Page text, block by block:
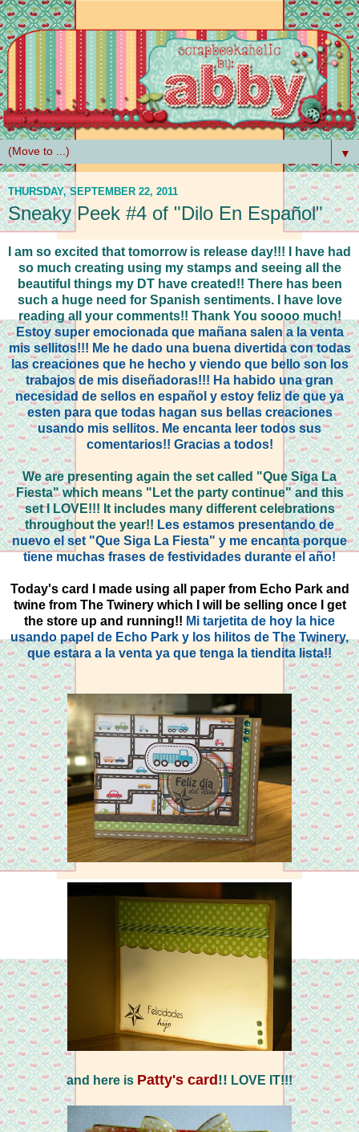
▼
THURSDAY, SEPTEMBER 22, 2011
Sneaky Peek #4 of "Dilo En Español"
I am so excited that tomorrow is release day!!! I have had
so much creating using my stamps and seeing all the
beautiful things my DT have created!! There has been
such a huge need for Spanish sentiments. I have love
reading all your comments!! Thank You soooo much!
Estoy super emocionada que mañana salen a la venta
mis sellitos!!! Me he dado una buena divertida con todas
las creaciones que he hecho y viendo que bello son los
trabajos de mis diseñadoras!!! Ha habido una gran
necesidad de sellos en español y estoy feliz de que ya
esten para que todas hagan sus bellas creaciones
usando mis sellitos. Me encanta leer todos sus
comentarios!! Gracias a todos!
We are presenting again the set called "Que Siga La
Fiesta" which means "Let the party continue" and this
set I LOVE!!! It includes many different celebrations
throughout the year!! Les estamos presentando de
nuevo el set "Que Siga La Fiesta" y me encanta porque
tiene muchas frases de festividades durante el año!
Today's card I made using all paper from Echo Park and
twine from The Twinery which I will be selling once I get
the store up and running!! Mi tarjetita de hoy la hice
usando papel de Echo Park y los hilitos de The Twinery,
que estara a la venta ya que tenga la tiendita lista!!
and here is Patty's card !! LOVE IT!!!